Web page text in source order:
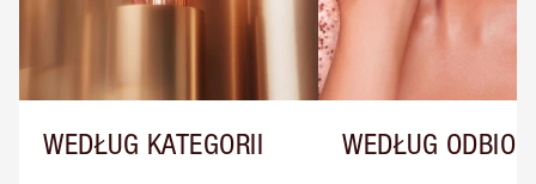
WEDŁUG KATEGORII WEDŁUG